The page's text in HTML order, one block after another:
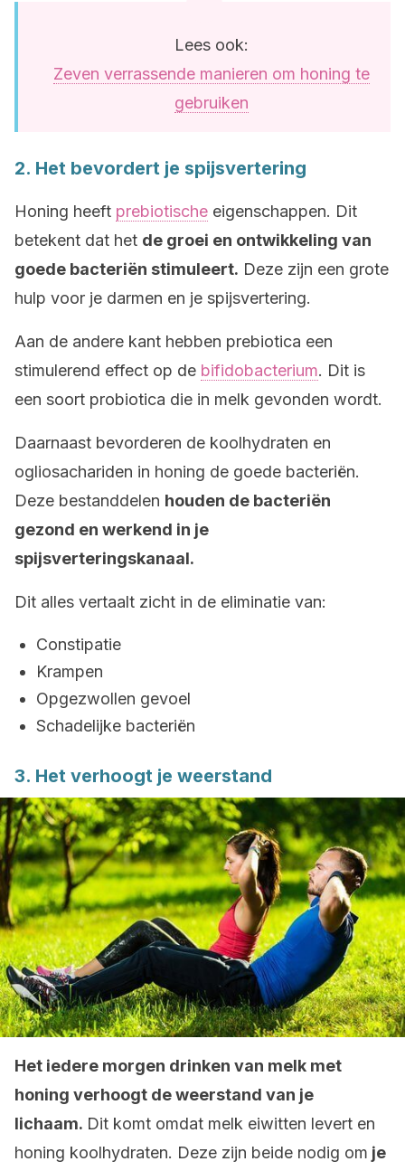
Lees ook:
Zeven verrassende manieren om honing te
gebruiken
2. Het bevordert je spijsvertering
Honing heeft prebiotische eigenschappen. Dit
betekent dat het de groei en ontwikkeling van
goede bacteriën stimuleert. Deze zijn een grote
hulp voor je darmen en je spijsvertering.
Aan de andere kant hebben prebiotica een
stimulerend effect op de bifidobacterium. Dit is
een soort probiotica die in melk gevonden wordt.
Daarnaast bevorderen de koolhydraten en
ogliosachariden in honing de goede bacteriën.
Deze bestanddelen houden de bacteriën
gezond en werkend in je
spijsverteringskanaal.
Dit alles vertaalt zicht in de eliminatie van:
Constipatie
Krampen
Opgezwollen gevoel
Schadelijke bacteriën
3. Het verhoogt je weerstand
Het iedere morgen drinken van melk met
honing verhoogt de weerstand van je
lichaam. Dit komt omdat melk eiwitten levert en
honing koolhydraten. Deze zijn beide nodig om je